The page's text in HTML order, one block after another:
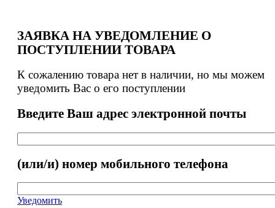
ЗАЯВКА НА УВЕДОМЛЕНИЕ О
ПОСТУПЛЕНИИ ТОВАРА
К сожалению товара нет в наличии, но мы можем
уведомить Вас о его поступлении
Введите Ваш адрес электронной почты
(или/и) номер мобильного телефона
Уведомить